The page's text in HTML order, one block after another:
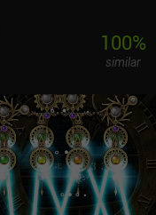
100%
similar